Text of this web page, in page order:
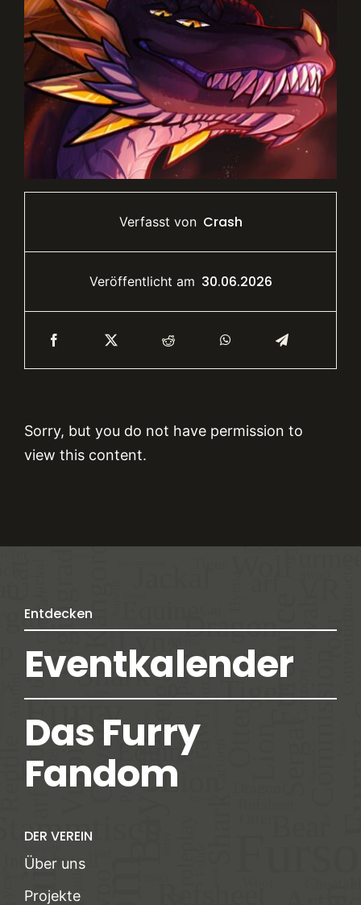
Verfasst von Crash
Veröffentlicht am 30.06.2026
Sorry, but you do not have permission to
view this content.
Entdecken
Eventkalender
Das Furry
Fandom
DER VEREIN
Über uns
Projekte